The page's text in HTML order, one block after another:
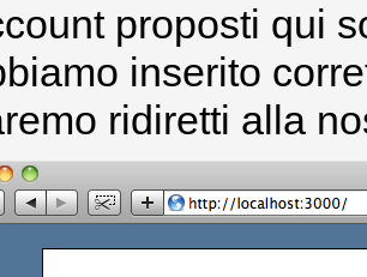
proposti qui
inserito
ridiretti alla